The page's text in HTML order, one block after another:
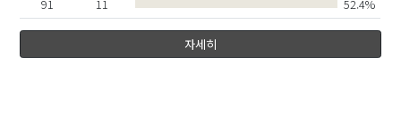
91 11 52.4%
자세히